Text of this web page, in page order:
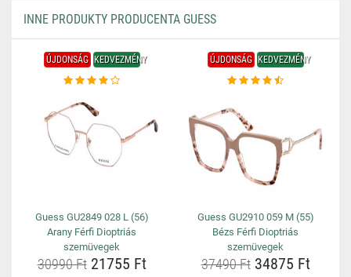
INNE PRODUKTY PRODUCENTA GUESS
ÚJDONSÁG KEDVEZMÉNY
Guess GU2849 028 L (56)
Arany Férfi Dioptriás
szemüvegek
30990 Ft21755 Ft
ÚJDONSÁG KEDVEZMÉNY
Guess GU2910 059 M (55)
Bézs Férfi Dioptriás
szemüvegek
37490 Ft34875 Ft